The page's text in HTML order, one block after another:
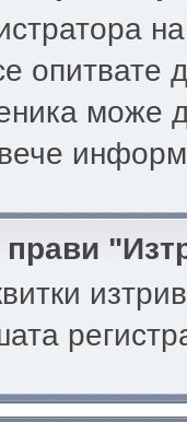
опитвате
може